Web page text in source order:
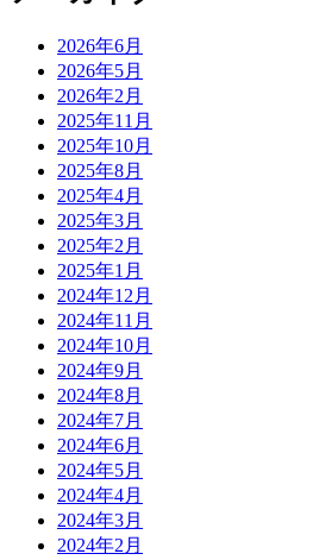
2026年6月
2026年5月
2026年2月
2025年11月
2025年10月
2025年8月
2025年4月
2025年3月
2025年2月
2025年1月
2024年12月
2024年11月
2024年10月
2024年9月
2024年8月
2024年7月
2024年6月
2024年5月
2024年4月
2024年3月
2024年2月